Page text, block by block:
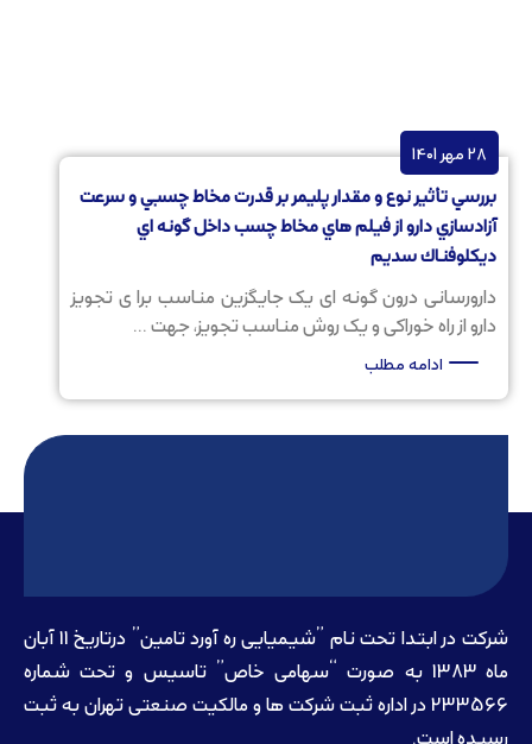
28 مهر 1401
بررسي تأثير نوع و مقدار پليمر بر قدرت مخاط چسبي و سرعت
آزادسازي دارو از فيلم هاي مخاط چسب داخل گونه اي
ديكلوفناك سديم
دارورسانی درون گونه ای یک جایگزین مناسب برا ی تجویز
دارو از راه خوراکی و یک روش مناسب تجویز، جهت ...
ادامه مطلب
شرکت در ابتدا تحت نام ”شیمیایی ره آورد تامين” درتاريخ 11 آبان
ماه 1383 به صورت “سهامی خاص” تاسيس و تحت شماره
233566 در اداره ثبت شرکت ها و مالکيت صنعتی تهران به ثبت
رسيده است.